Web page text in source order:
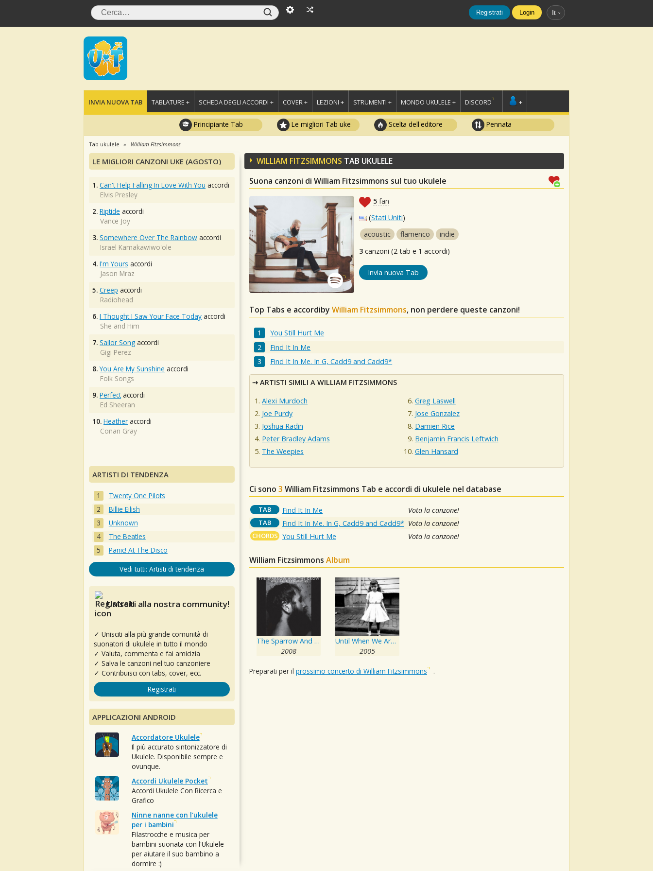
Registrati Login It
INVIA NUOVA TAB TABLATURE + SCHEDA DEGLI ACCORDI + COVER + LEZIONI + STRUMENTI + MONDO UKULELE + DISCORD +
Principiante Tab Le migliori Tab uke Scelta dell'editore Pennata
Tab ukulele William Fitzsimmons
WILLIAM FITZSIMMONS TAB UKULELE
Suona canzoni di William Fitzsimmons sul tuo ukulele
5 fan
(Stati Uniti)
acoustic
flamenco
indie
3 canzoni (2 tab e 1 accordi)
Invia nuova Tab
Top Tabs e accordiby William Fitzsimmons, non perdere queste canzoni!
You Still Hurt Me
Find It In Me
Find It In Me. In G, Cadd9 and Cadd9*
ARTISTI SIMILI A WILLIAM FITZSIMMONS
Alexi Murdoch
Joe Purdy
Joshua Radin
Peter Bradley Adams
The Weepies
Greg Laswell
Jose Gonzalez
Damien Rice
Benjamin Francis Leftwich
Glen Hansard
Ci sono 3 William Fitzsimmons Tab e accordi di ukulele nel database
TAB Find It In Me Vota la canzone!
TAB Find It In Me. In G, Cadd9 and Cadd9* Vota la canzone!
CHORDS You Still Hurt Me Vota la canzone!
William Fitzsimmons Album
The Sparrow And The Crow
2008
Until When We Are Ghosts
2005
Preparati per il prossimo concerto di William Fitzsimmons .
LE MIGLIORI CANZONI UKE (AGOSTO)
1. Can't Help Falling In Love With You accordi
Elvis Presley
2. Riptide accordi
Vance Joy
3. Somewhere Over The Rainbow accordi
Israel Kamakawiwo'ole
4. I'm Yours accordi
Jason Mraz
5. Creep accordi
Radiohead
6. I Thought I Saw Your Face Today accordi
She and Him
7. Sailor Song accordi
Gigi Perez
8. You Are My Sunshine accordi
Folk Songs
9. Perfectaccordi
Ed Sheeran
10. Heather accordi
Conan Gray
ARTISTI DI TENDENZA
Twenty One Pilots
Billie Eilish
Unknown
The Beatles
Panic! At The Disco
Vedi tutti: Artisti di tendenza
Unisciti alla nostra community!
✓ Unisciti alla più grande comunità di
suonatori di ukulele in tutto il mondo
✓ Valuta, commenta e fai amicizia
✓ Salva le canzoni nel tuo canzoniere
✓ Contribuisci con tabs, cover, ecc.
Registrati
APPLICAZIONI ANDROID
Accordatore Ukulele
Il più accurato sintonizzatore di
Ukulele. Disponibile sempre e
ovunque.
Accordi Ukulele Pocket
Accordi Ukulele Con Ricerca e
Grafico
Ninne nanne con l'ukulele
per i bambini
Filastrocche e musica per
bambini suonata con l'Ukulele
per aiutare il suo bambino a
dormire :)